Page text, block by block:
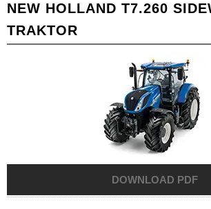
NEW HOLLAND T7.260
TRAKTOR